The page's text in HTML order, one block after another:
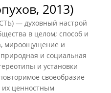
2013)
— духовный настрой
в целом; способ и
мироощущение и
и социальная
и установки
своеобразие
их ценностным